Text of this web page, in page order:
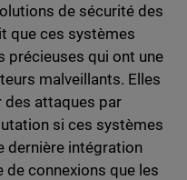
de sécurité des
que ces systèmes
précieuses qui ont une
malveillants. Elles
des attaques par
si ces systèmes
dernière intégration
connexions que les